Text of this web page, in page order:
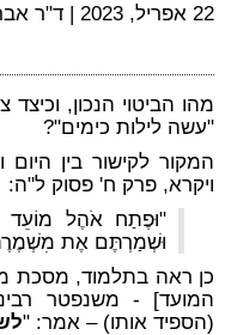
22 אפריל, 2023 | ד"ר
מהו הביטוי הנכון,
"עשה לילות כימים"?
המקור לקישור בין
ויקרא, פרק ח' פסוק ל"ה:
"וּפֶתַח אֹהֶל מוֹעֵד
וּשְׁמַרְתֶּם אֶת מִשְׁמֶרֶת
כן ראה בתלמוד, מסכת
המועד] - משנפטר
(הספיד אותו) – אמר: "